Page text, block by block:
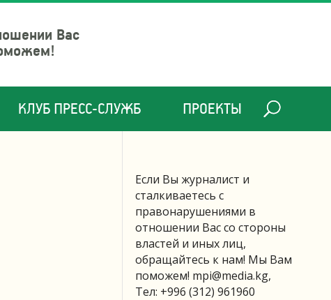
Вас
КЛУБ ПРЕСС-СЛУЖБ ПРОЕКТЫ
Если Вы журналист и
сталкиваетесь с
правонарушениями в
отношении Вас со стороны
властей и иных лиц,
обращайтесь к нам! Мы Вам
поможем! mpi@media.kg,
Тел: +996 (312) 961960